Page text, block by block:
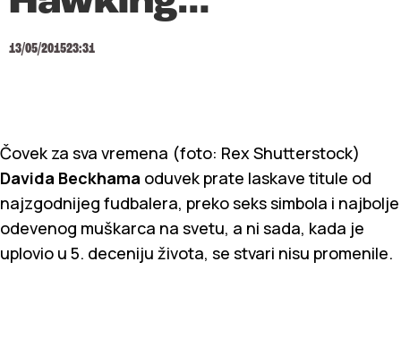
13/05/201523:31
Čovek za sva vremena (foto: Rex Shutterstock)
Davida Beckhama oduvek prate laskave titule od
najzgodnijeg fudbalera, preko seks simbola i najbolje
odevenog muškarca na svetu, a ni sada, kada je
uplovio u 5. deceniju života, se stvari nisu promenile.